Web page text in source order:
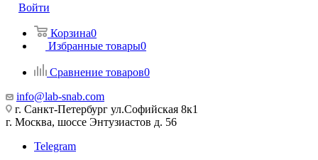
Войти
Корзина0
Избранные товары0
Сравнение товаров0
info@lab-snab.com
г. Санкт-Петербург ул.Софийская 8к1
г. Москва, шоссе Энтузиастов д. 56
Telegram